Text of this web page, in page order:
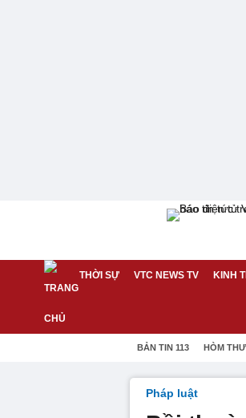
THỜI SỰ VTC NEWS TV KINH
BẢN TIN 113 HÒM
Pháp luật